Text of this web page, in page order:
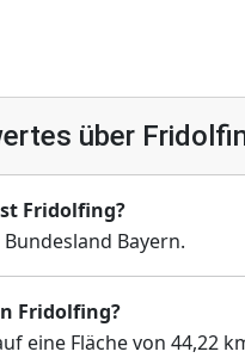
über
Fridolfing?
Bayern.
Fridolfing?
eine Fläche von 44,22